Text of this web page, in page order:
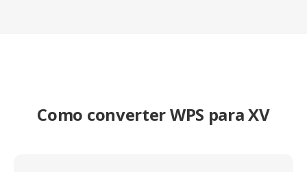
Como converter WPS para XV